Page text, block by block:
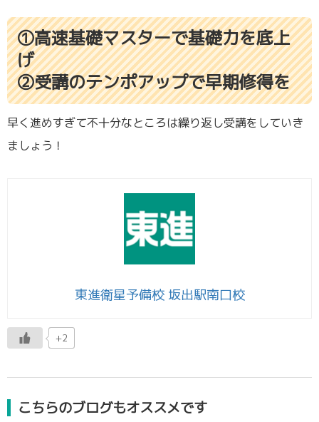
①高速基礎マスターで基礎力を底上
げ
②受講のテンポアップで早期修得を
早く進めすぎて不十分なところは繰り返し受講をしていき
ましょう！
東進衛星予備校 坂出駅南口校
+2
こちらのブログもオススメです